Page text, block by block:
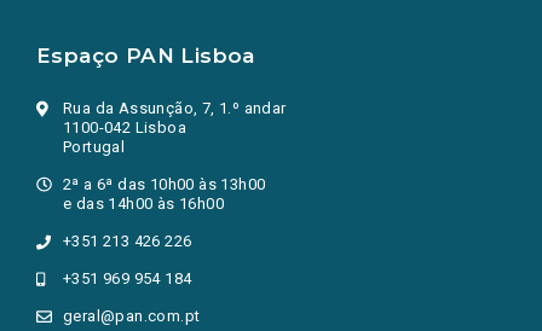
Espaço PAN Lisboa
Rua da Assunção, 7, 1.º andar
1100-042 Lisboa
Portugal
2ª a 6ª das 10h00 às 13h00
e das 14h00 às 16h00
+351 213 426 226
+351 969 954 184
geral@pan.com.pt